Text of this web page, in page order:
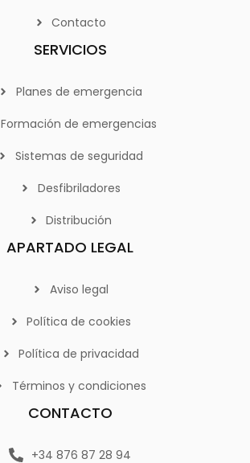
Contacto
SERVICIOS
Planes de emergencia
Formación de emergencias
Sistemas de seguridad
Desfibriladores
Distribución
APARTADO LEGAL
Aviso legal
Política de cookies
Política de privacidad
Términos y condiciones
CONTACTO
+34 876 87 28 94